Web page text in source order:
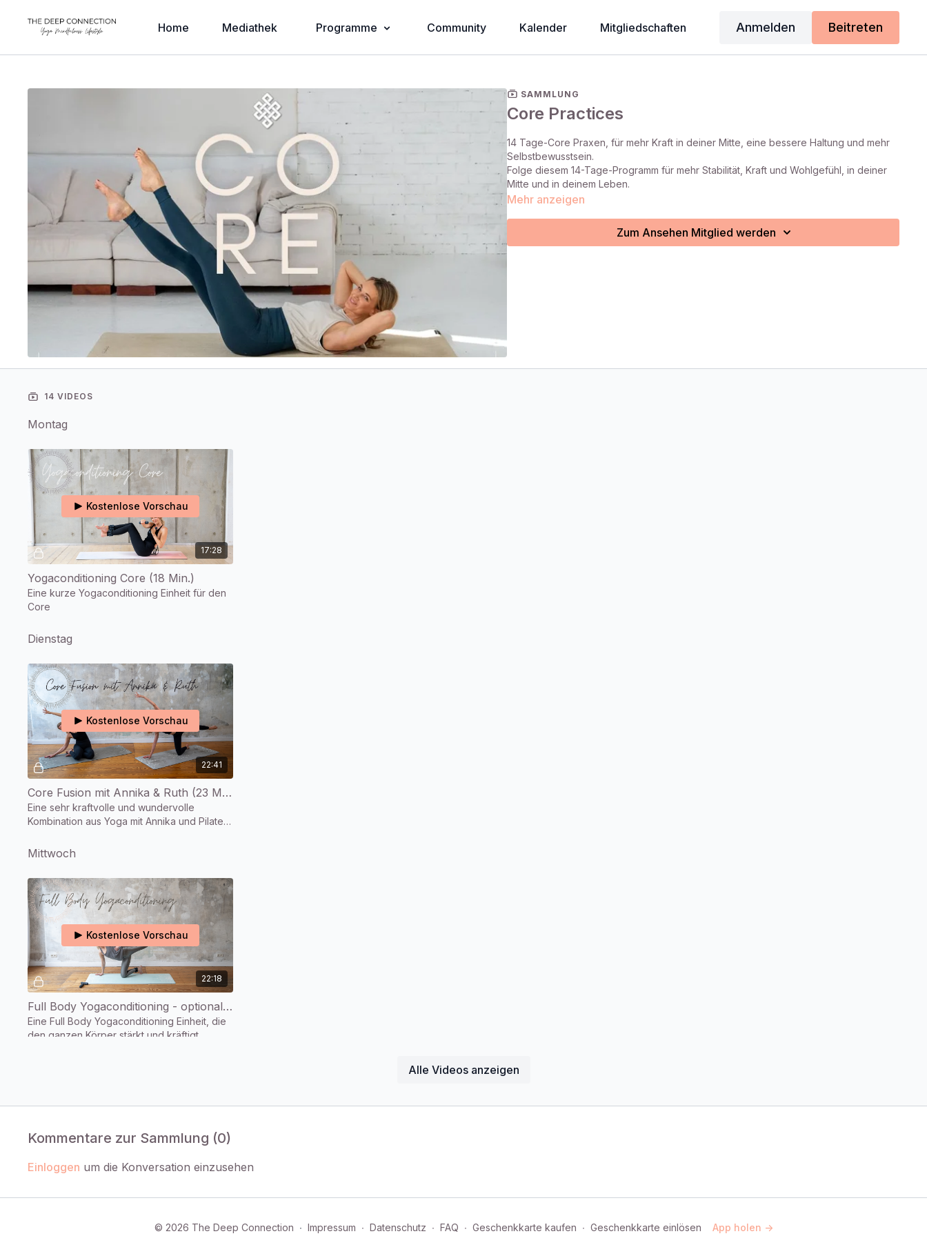
Home Mediathek Programme Community Kalender Mitgliedschaften Anmelden Beitreten
SAMMLUNG
Core Practices
14 Tage-Core Praxen, für mehr Kraft in deiner Mitte, eine bessere Haltung und mehr
Selbstbewusstsein.
Folge diesem 14-Tage-Programm für mehr Stabilität, Kraft und Wohlgefühl, in deiner
Mitte und in deinem Leben.
Mehr anzeigen
Zum Ansehen Mitglied werden
14 VIDEOS
Alle Videos anzeigen
Montag
17:28
Kostenlose Vorschau
Yogaconditioning Core (18 Min.)
Eine kurze Yogaconditioning Einheit für den
Core
Dienstag
22:41
Kostenlose Vorschau
Core Fusion mit Annika & Ruth (23 Min.)
Eine sehr kraftvolle und wundervolle
Kombination aus Yoga mit Annika und Pilates
Mittwoch
22:18
Kostenlose Vorschau
Full Body Yogaconditioning - optional mit Gewichten (22 Min.)
Eine Full Body Yogaconditioning Einheit, die
den ganzen Körper stärkt und kräftigt.
Core Stability by Ruth (20 Min.)
Kommentare zur Sammlung (0)
Einloggen um die Konversation einzusehen
© 2026 The Deep Connection ∙ Impressum ∙ Datenschutz ∙ FAQ ∙ Geschenkkarte kaufen ∙ Geschenkkarte einlösen App holen ->